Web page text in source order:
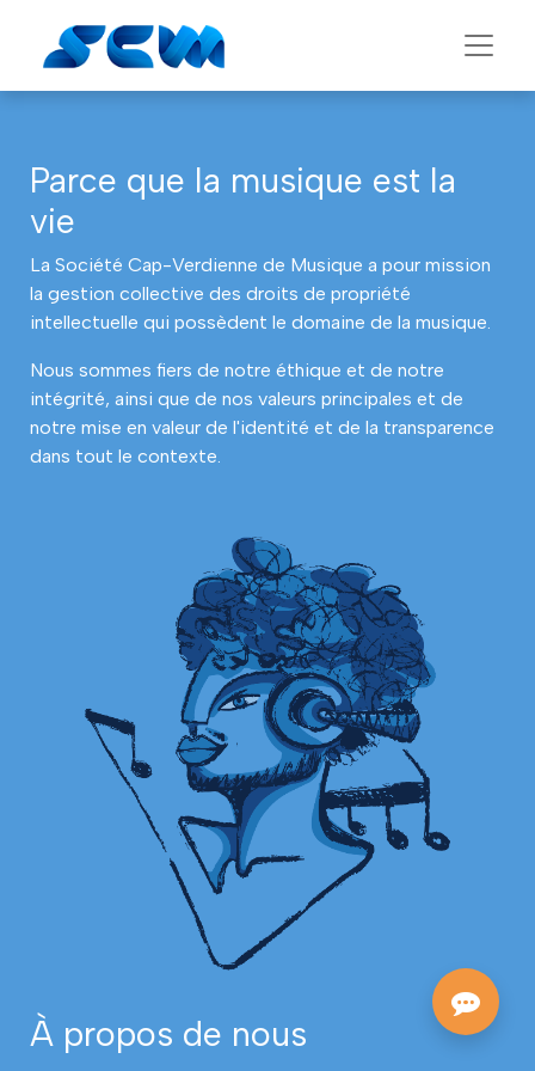
Parce que la musique est la
vie
La Société Cap-Verdienne de Musique a pour mission
la gestion collective des droits de propriété
intellectuelle qui possèdent le domaine de la musique.
Nous sommes fiers de notre éthique et de notre
intégrité, ainsi que de nos valeurs principales et de
notre mise en valeur de l'identité et de la transparence
dans tout le contexte.​
À propos de nous